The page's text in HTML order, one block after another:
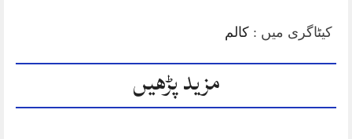
کیٹاگری میں : کالم
مزید پڑھیں